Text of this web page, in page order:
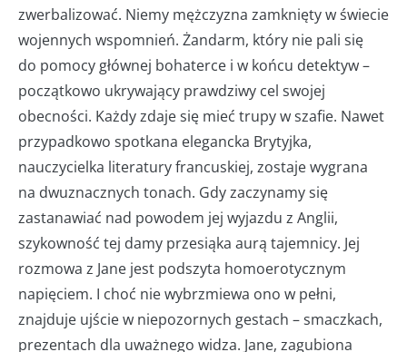
zwerbalizować. Niemy mężczyzna zamknięty w świecie
wojennych wspomnień. Żandarm, który nie pali się
do pomocy głównej bohaterce i w końcu detektyw –
początkowo ukrywający prawdziwy cel swojej
obecności. Każdy zdaje się mieć trupy w szafie. Nawet
przypadkowo spotkana elegancka Brytyjka,
nauczycielka literatury francuskiej, zostaje wygrana
na dwuznacznych tonach. Gdy zaczynamy się
zastanawiać nad powodem jej wyjazdu z Anglii,
szykowność tej damy przesiąka aurą tajemnicy. Jej
rozmowa z Jane jest podszyta homoerotycznym
napięciem. I choć nie wybrzmiewa ono w pełni,
znajduje ujście w niepozornych gestach – smaczkach,
prezentach dla uważnego widza. Jane, zagubiona